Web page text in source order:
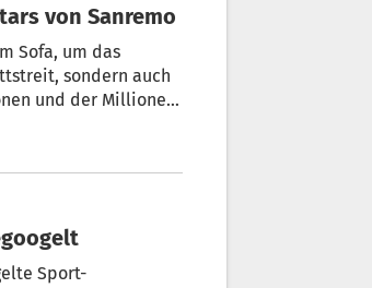
von Sanremo
Sofa, um das
sondern auch
und der Millionen.
Sport-